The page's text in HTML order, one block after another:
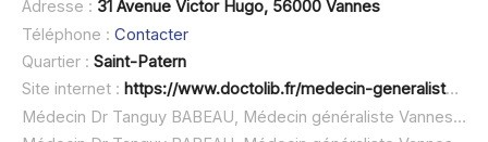
Adresse : 31 Avenue Victor Hugo, 56000 Vannes
Téléphone : Contacter
Quartier : Saint-Patern
Site internet : https://www.doctolib.fr/medecin-generaliste/vannes/tanguy-babeau
Médecin Dr Tanguy BABEAU, Médecin généraliste Vannes à domicile :